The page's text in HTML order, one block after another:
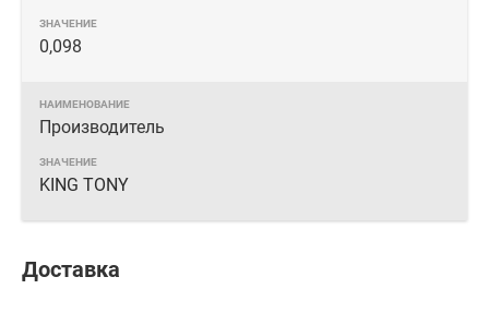
0,098
Производитель
KING TONY
Доставка